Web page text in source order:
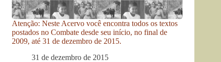
Atenção: Neste Acervo você encontra todos os textos
postados no Combate desde seu início, no final de
2009, até 31 de dezembro de 2015.
31 de dezembro de 2015